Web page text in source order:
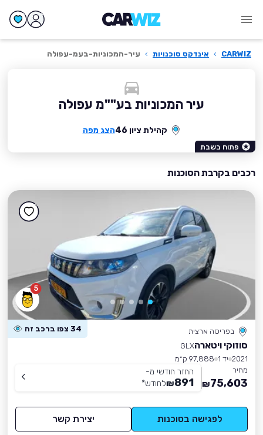
CARWIZ
› אינדקס סוכנויות › עיר-המכוניות-בעמ-עפולה
עיר המכוניות בע""מ עפולה
קהילת ציון 46 הצג מפה
פתוח בשבת
רכבים בקרבת הסוכנות
5
בפריסה ארצית 34 צפו ברכב זה
סוזוקי ויטארהGLX
2021 יד 1
97,888 ק״מ
מחיר
75,603
₪
החזר חודשי מ-
891
₪לחודש*
לפגישה בסוכנות יצירת קשר